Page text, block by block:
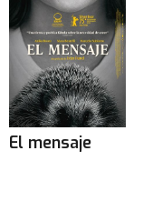
El mensaje